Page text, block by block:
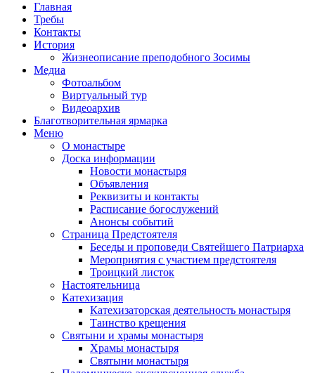
Главная
Требы
Контакты
История
Жизнеописание преподобного Зосимы
Медиа
Фотоальбом
Виртуальный тур
Видеоархив
Благотворительная ярмарка
Меню
О монастыре
Доска информации
Новости монастыря
Объявления
Реквизиты и контакты
Расписание богослужений
Анонсы событий
Страница Предстоятеля
Беседы и проповеди Святейшего Патриарха
Мероприятия с участием предстоятеля
Троицкий листок
Настоятельница
Катехизация
Катехизаторская деятельность монастыря
Таинство крещения
Святыни и храмы монастыря
Храмы монастыря
Святыни монастыря